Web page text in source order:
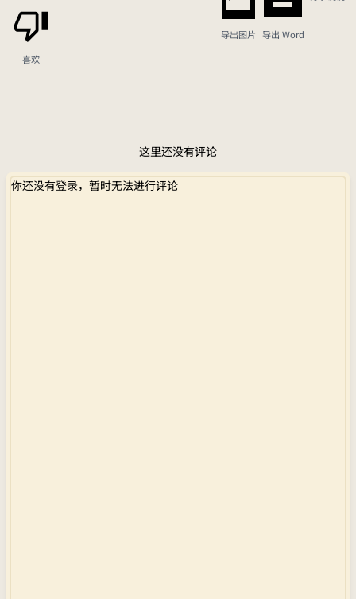
喜欢
导出图片 导出 Word
这里还没有评论
你还没有登录，暂时无法进行评论